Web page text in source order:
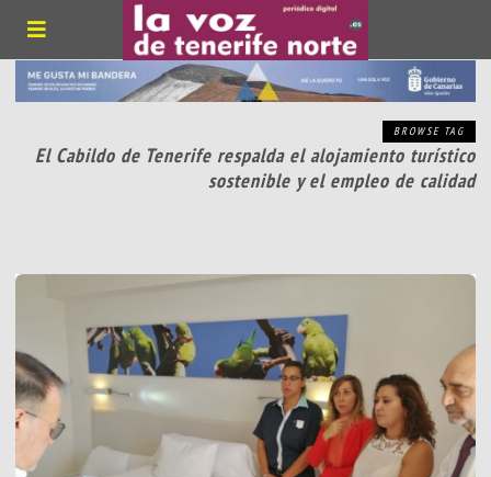
BROWSE TAG
El Cabildo de Tenerife respalda el alojamiento turístico
sostenible y el empleo de calidad